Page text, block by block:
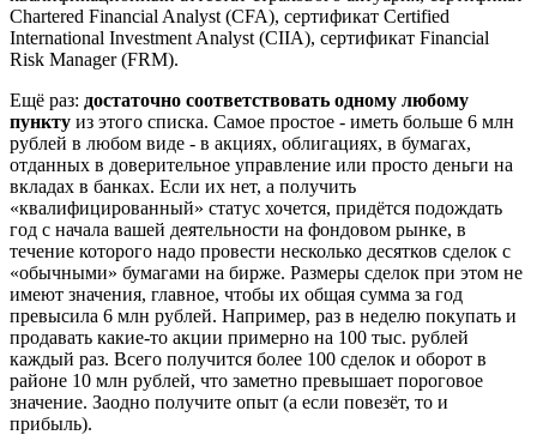
Chartered Financial Analyst (CFA), сертификат Certified
International Investment Analyst (CIIA), сертификат Financial
Risk Manager (FRM).
Ещё раз: достаточно соответствовать одному любому
пункту из этого списка. Самое простое - иметь больше 6 млн
рублей в любом виде - в акциях, облигациях, в бумагах,
отданных в доверительное управление или просто деньги на
вкладах в банках. Если их нет, а получить
«квалифицированный» статус хочется, придётся подождать
год с начала вашей деятельности на фондовом рынке, в
течение которого надо провести несколько десятков сделок с
«обычными» бумагами на бирже. Размеры сделок при этом не
имеют значения, главное, чтобы их общая сумма за год
превысила 6 млн рублей. Например, раз в неделю покупать и
продавать какие-то акции примерно на 100 тыс. рублей
каждый раз. Всего получится более 100 сделок и оборот в
районе 10 млн рублей, что заметно превышает пороговое
значение. Заодно получите опыт (а если повезёт, то и
прибыль).